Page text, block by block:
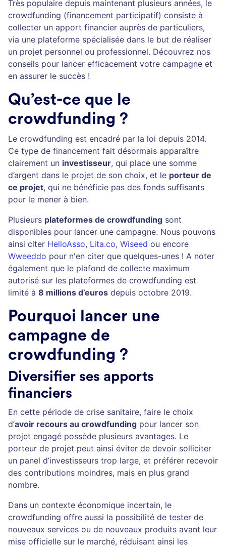
Très populaire depuis maintenant plusieurs années, le
crowdfunding (financement participatif) consiste à
collecter un apport financier auprès de particuliers,
via une plateforme spécialisée dans le but de réaliser
un projet personnel ou professionnel. Découvrez nos
conseils pour lancer efficacement votre campagne et
en assurer le succès !
Qu’est-ce que le
crowdfunding ?
Le crowdfunding est encadré par la loi depuis 2014.
Ce type de financement fait désormais apparaître
clairement un investisseur, qui place une somme
d’argent dans le projet de son choix, et le porteur de
ce projet, qui ne bénéficie pas des fonds suffisants
pour le mener à bien.
Plusieurs plateformes de crowdfunding sont
disponibles pour lancer une campagne. Nous pouvons
ainsi citer HelloAsso, Lita.co, Wiseed ou encore
Wweeddo pour n'en citer que quelques-unes ! A noter
également que le plafond de collecte maximum
autorisé sur les plateformes de crowdfunding est
limité à 8 millions d’euros depuis octobre 2019.
Pourquoi lancer une
campagne de
crowdfunding ?
Diversifier ses apports
financiers
En cette période de crise sanitaire, faire le choix
d’avoir recours au crowdfunding pour lancer son
projet engagé possède plusieurs avantages. Le
porteur de projet peut ainsi éviter de devoir solliciter
un panel d’investisseurs trop large, et préférer recevoir
des contributions moindres, mais en plus grand
nombre.
Dans un contexte économique incertain, le
crowdfunding offre aussi la possibilité de tester de
nouveaux services ou de nouveaux produits avant leur
mise officielle sur le marché, réduisant ainsi les